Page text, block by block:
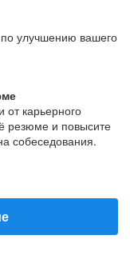
улучшению вашего
от карьерного
резюме и повысите
собеседования.